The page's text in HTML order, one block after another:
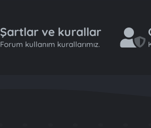
Şartlar ve kurallar
Forum kullanım kurallarımız.